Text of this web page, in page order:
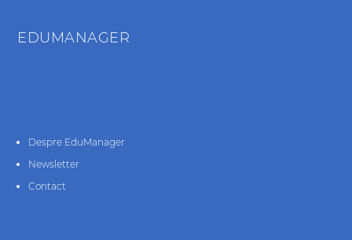
EDUMANAGER
Despre EduManager
Newsletter
Contact